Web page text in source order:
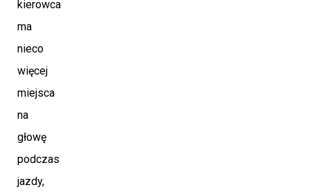
kierowca
ma
nieco
więcej
miejsca
na
głowę
podczas
jazdy,